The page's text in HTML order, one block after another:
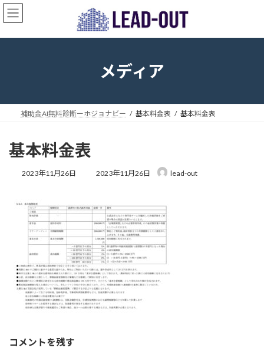
コ
ン
ン
ナ
ビ
ー
メディア
補助金AI無料診断ーホジョナビー 基本料金表 基本料金表
基本料金表
2023年11月26日
最
日
時
:
2023年11月26日 lead-out
コメントを残す